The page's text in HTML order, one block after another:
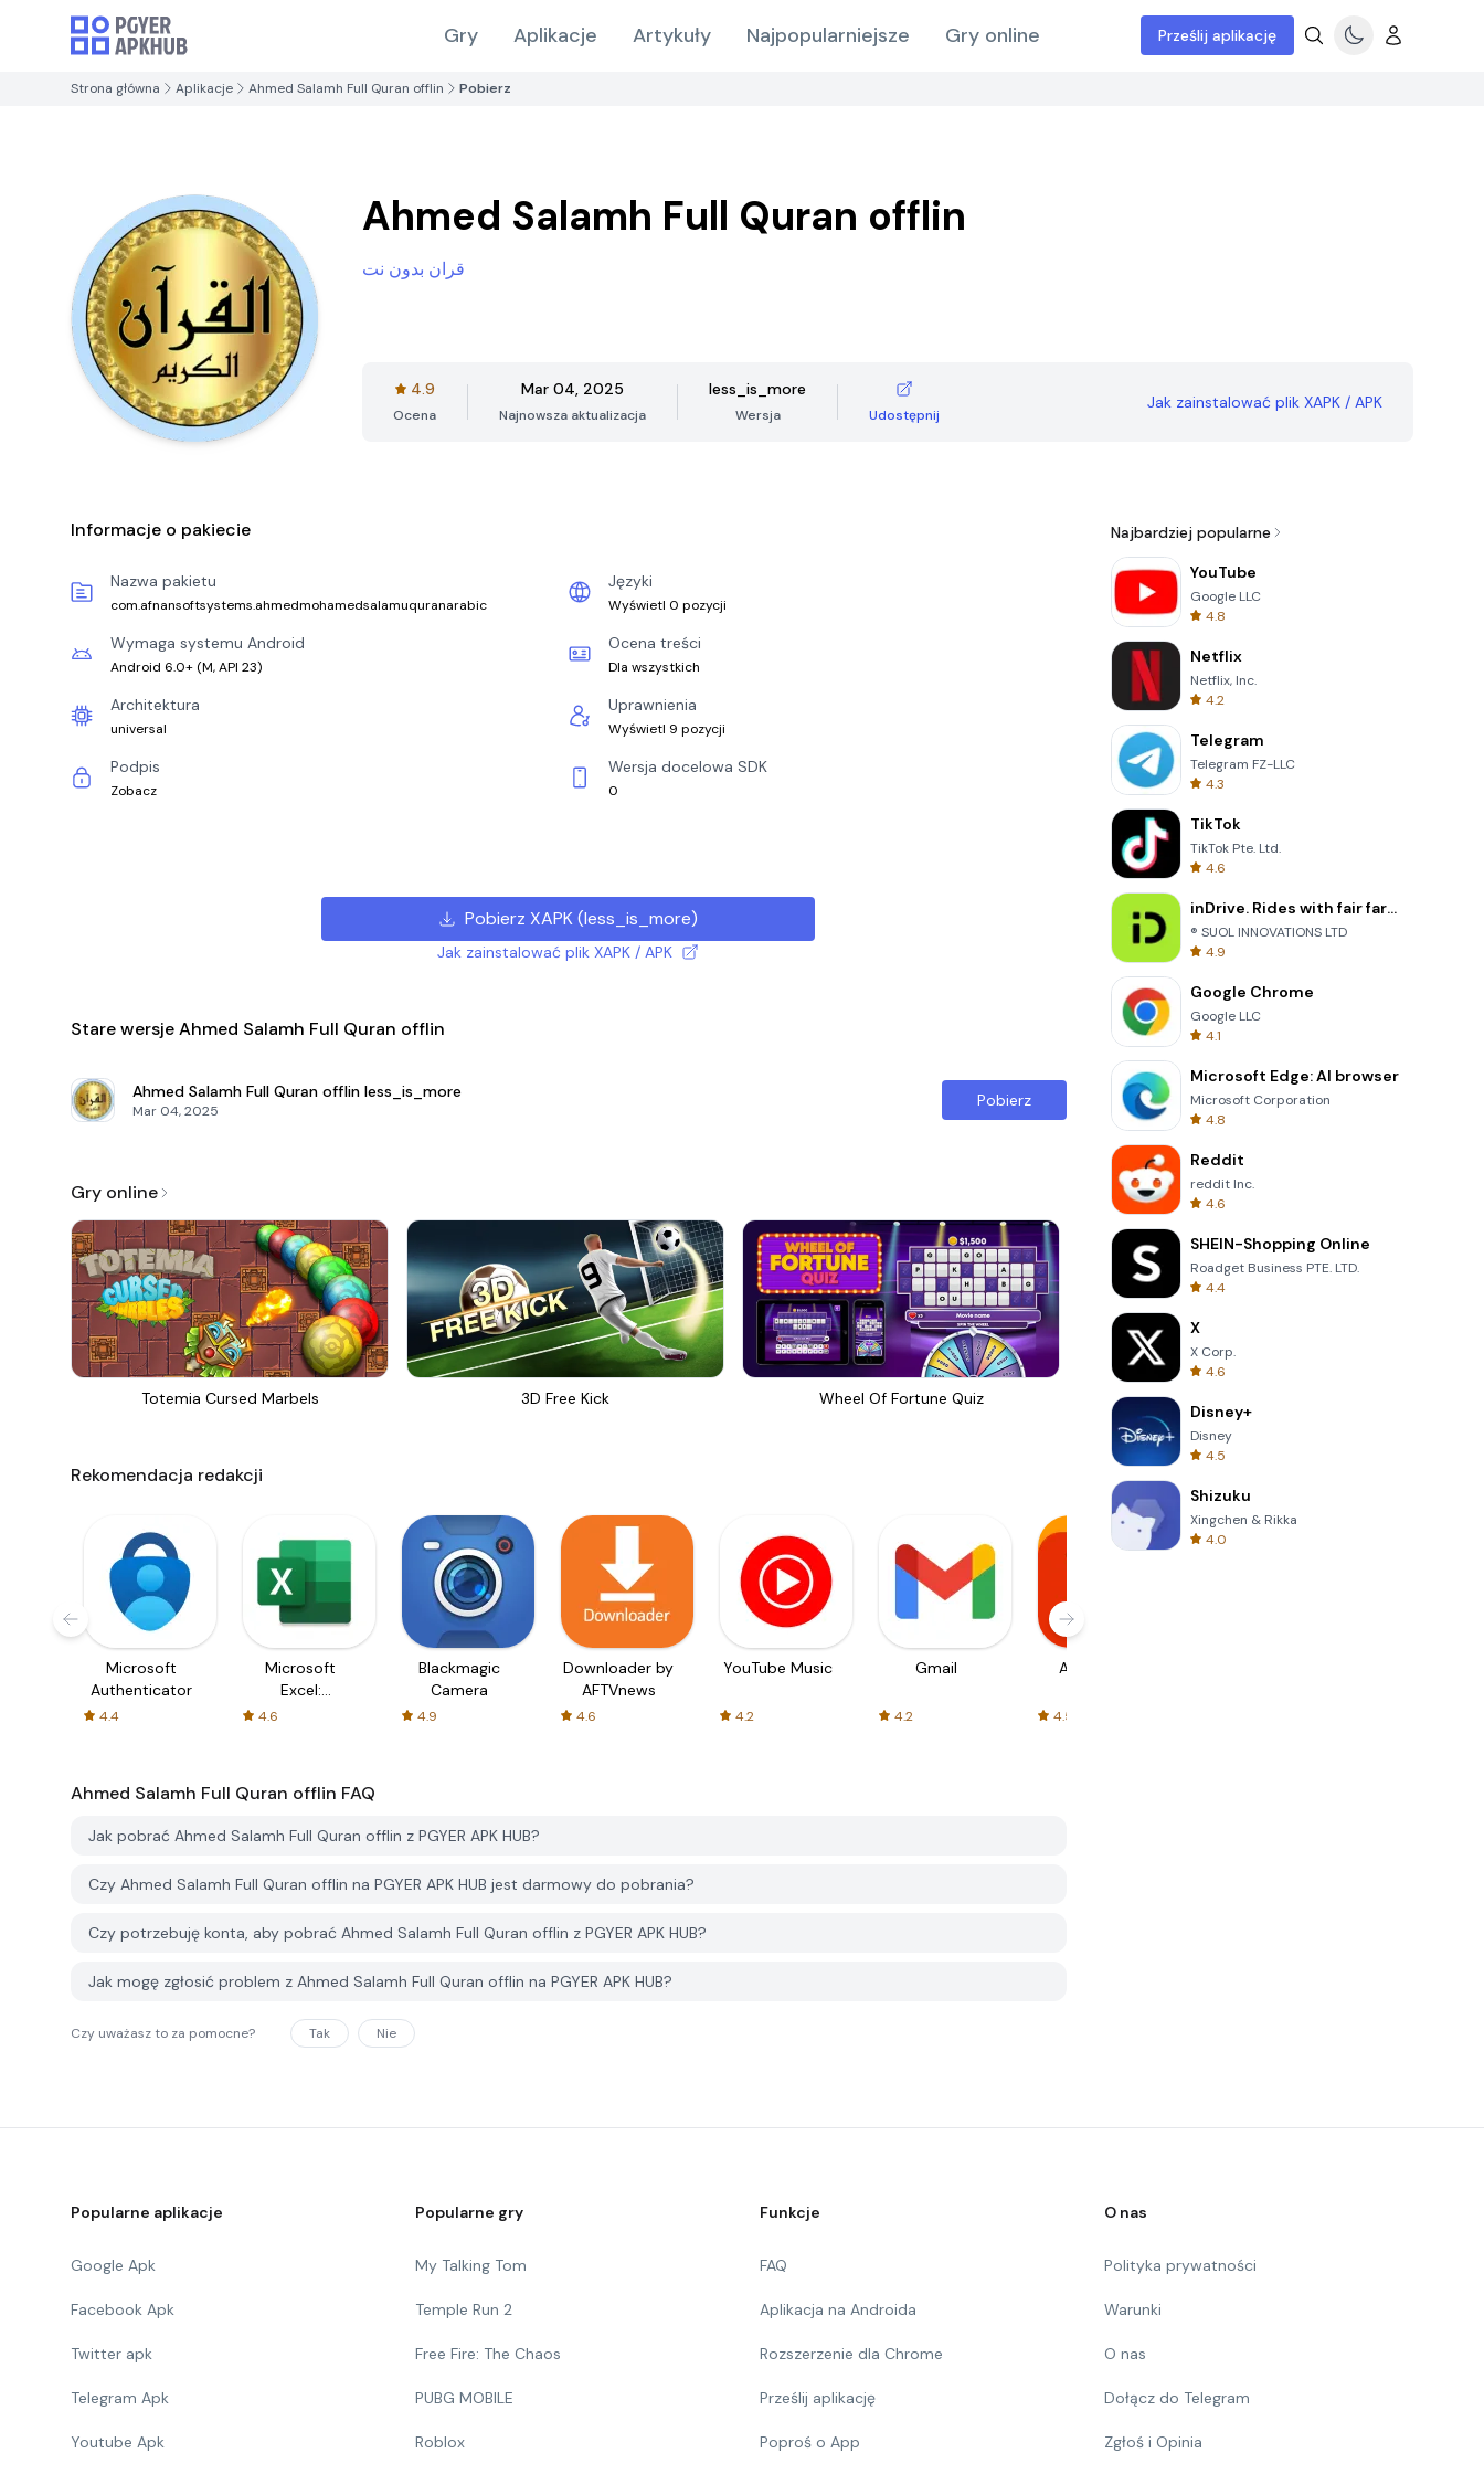
Gry Aplikacje Artykuły Najpopularniejsze Gry online Prześlij aplikację
Strona główna Aplikacje Ahmed Salamh Full Quran offlin Pobierz
Ahmed Salamh Full Quran offlin
قران بدون نت
4.9
Ocena
Mar 04, 2025
Najnowsza aktualizacja
less_is_more
Wersja Udostępnij
Jak zainstalować plik XAPK / APK
Informacje o pakiecie
Nazwa pakietu
com.afnansoftsystems.ahmedmohamedsalamuquranarabic
Języki
Wyświetl 0 pozycji
Wymaga systemu Android
Android 6.0+ (M, API 23)
Ocena treści
Dla wszystkich
Architektura
universal
Uprawnienia
Wyświetl 9 pozycji
Podpis
Zobacz
Wersja docelowa SDK
0
Pobierz XAPK(less_is_more)
Jak zainstalować plik XAPK / APK
Stare wersje Ahmed Salamh Full Quran offlin
Ahmed Salamh Full Quran offlin less_is_more
Mar 04, 2025
Pobierz
Gry online
Totemia Cursed Marbels 3D Free Kick Wheel Of Fortune Quiz Solitaire Klondike
Rekomendacja redakcji
Microsoft
Authenticator
4.4
Microsoft
Excel:
Spreadsheets
4.6
Blackmagic
Camera
4.9
Downloader by
AFTVnews
4.6
YouTube Music
4.2
Gmail
4.2
AliExpress
4.5
Ahmed Salamh Full Quran offlin FAQ
Jak pobrać Ahmed Salamh Full Quran offlin z PGYER APK HUB?
Czy Ahmed Salamh Full Quran offlin na PGYER APK HUB jest darmowy do pobrania?
Czy potrzebuję konta, aby pobrać Ahmed Salamh Full Quran offlin z PGYER APK HUB?
Jak mogę zgłosić problem z Ahmed Salamh Full Quran offlin na PGYER APK HUB?
Czy uważasz to za pomocne? Tak Nie
Najbardziej popularne
YouTube
Google LLC
4.8
Netflix
Netflix, Inc.
4.2
Telegram
Telegram FZ-LLC
4.3
TikTok
TikTok Pte. Ltd.
4.6
inDrive. Rides with fair fares
® SUOL INNOVATIONS LTD
4.9
Google Chrome
Google LLC
4.1
Microsoft Edge: AI browser
Microsoft Corporation
4.8
Reddit
reddit Inc.
4.6
SHEIN-Shopping Online
Roadget Business PTE. LTD.
4.4
X
X Corp.
4.6
Disney+
Disney
4.5
Shizuku
Xingchen & Rikka
4.0
Popularne aplikacje
Google Apk
Facebook Apk
Twitter apk
Telegram Apk
Youtube Apk
Popularne gry
My Talking Tom
Temple Run 2
Free Fire: The Chaos
PUBG MOBILE
Roblox
Funkcje
FAQ
Aplikacja na Androida
Rozszerzenie dla Chrome
Prześlij aplikację
Poproś o App
O nas
Polityka prywatności
Warunki
O nas
Dołącz do Telegram
Zgłoś i Opinia